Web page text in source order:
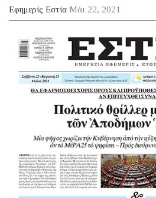
Εφημερίς Εστία Μάι 22, 2021